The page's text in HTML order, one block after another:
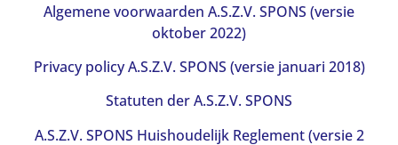
Algemene voorwaarden A.S.Z.V. SPONS (versie
oktober 2022)
Privacy policy A.S.Z.V. SPONS (versie januari 2018)
Statuten der A.S.Z.V. SPONS
A.S.Z.V. SPONS Huishoudelijk Reglement (versie 2